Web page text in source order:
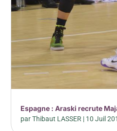
Espagne : Araski recrute
parThibaut LASSER | 10 Juil